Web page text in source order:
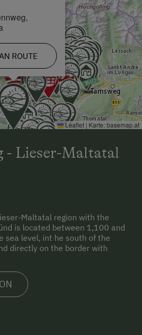
ROUTE
Leaflet | Karte:basemap.at
- Lieser-Maltatal
Maltatal region with the
is located between 1,100 and
sea level, int he south of the
directly on the border with